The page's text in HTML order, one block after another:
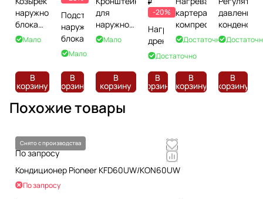
наружного
блока
свыше 4
Мало
В
корзину
Подставка
наружного
блока
Мало
В
корзину
для
наружного
блока от
Мало
В
корзину
-20%
Нагреватель
дренажа
Достаточно
В
корзину
картера
компрессора
Достаточно
В
корзину
давления
В
корзину
Похожие товары
Снято с производства
По запросу
Кондиционер Pioneer KFD60UW/KON60UW
По запросу